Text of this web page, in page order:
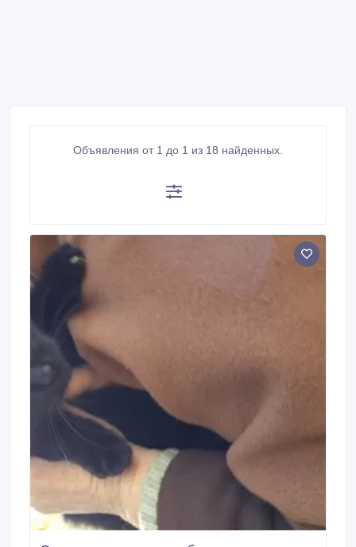
Объявления от 1 до 1 из 18 найденных.